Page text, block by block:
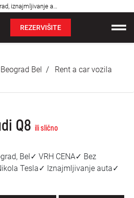
Audi Q8, rent a car Beograd, iznajmljivanje auta: Bel✓
pitanja
REZERVIŠITE
Bel
Rent a car vozila
Q8 ili slično
Bel✓ VRH CENA✓ Bez
Tesla✓ Iznajmljivanje auta✓